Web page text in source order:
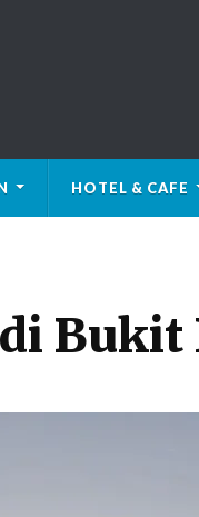
HOTEL & CAFE
Bukit